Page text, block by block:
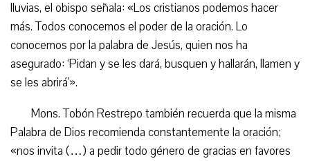
lluvias, el obispo señala: «Los cristianos podemos hacer
más. Todos conocemos el poder de la oración. Lo
conocemos por la palabra de Jesús, quien nos ha
asegurado: ‘Pidan y se les dará, busquen y hallarán, llamen y
se les abrirá'».
Mons. Tobón Restrepo también recuerda que la misma
Palabra de Dios recomienda constantemente la oración;
«nos invita (…) a pedir todo género de gracias en favores